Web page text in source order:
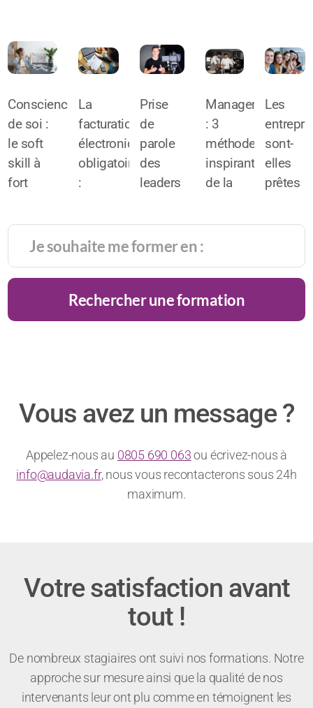
Conscience
de soi :
le soft
skill à
fort
de
réussite
très
prisé
recruteurs
La
facturation
électronique
obligatoire
:
du
chiffre
!
Prise
de
parole
des
leaders
caméra
:
rester
charismatique
?
Management
: 3
méthodes
inspirantes
de la
gastronomie
Les
sont-
elles
prêtes
intégrer
alpha
Rechercher une formation
Vous avez un message ?
Appelez-nous au 0805 690 063ou écrivez-nous à
info@audavia.fr, nous vous recontacterons sous 24h
maximum.
Votre satisfaction avant
tout !
De nombreux stagiaires ont suivi nos formations. Notre
approche sur mesure ainsi que la qualité de nos
intervenants leur ont plu comme en témoignent les